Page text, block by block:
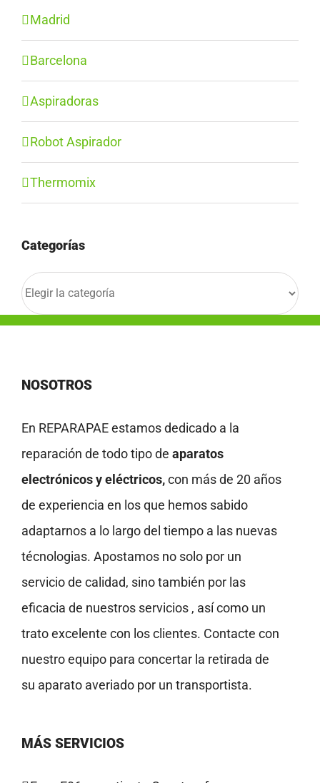
Madrid
Barcelona
Aspiradoras
Robot Aspirador
Thermomix
Categorías
Categorías
NOSOTROS
En REPARAPAE estamos dedicado a la
reparación de todo tipo de aparatos
electrónicos y eléctricos,con más de 20 años
de experiencia en los que hemos sabido
adaptarnos a lo largo del tiempo a las nuevas
técnologias. Apostamos no solo por un
servicio de calidad, sino también por las
eficacia de nuestros servicios , así como un
trato excelente con los clientes. Contacte con
nuestro equipo para concertar la retirada de
su aparato averiado por un transportista.
MÁS SERVICIOS